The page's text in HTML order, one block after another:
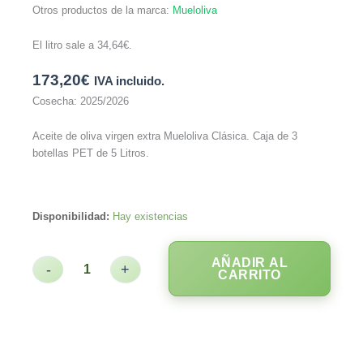
Otros productos de la marca: Mueloliva
El litro sale a 34,64€
173,20€ IVA incluido.
Cosecha: 2025/2026
Aceite de oliva virgen extra Mueloliva Clásica. Caja de 3
botellas PET de 5 Litros.
Disponibilidad: Hay existencias
- +
AÑADIR AL
CARRITO